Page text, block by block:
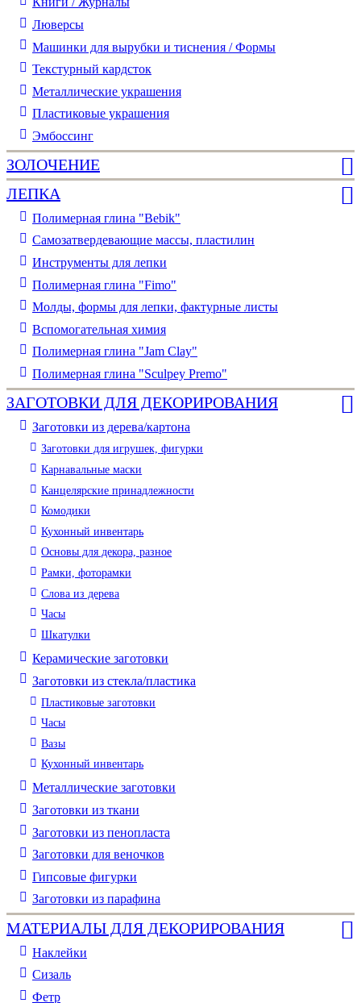
Люверсы
Машинки для вырубки и тиснения / Формы
Текстурный кардсток
Металлические украшения
Пластиковые украшения
Эмбоссинг
ЗОЛОЧЕНИЕ
ЛЕПКА
Полимерная глина "Bebik"
Самозатвердевающие массы, пластилин
Инструменты для лепки
Полимерная глина "Fimo"
Молды, формы для лепки, фактурные листы
Вспомогательная химия
Полимерная глина "Jam Clay"
Полимерная глина "Sculpey Premo"
ЗАГОТОВКИ ДЛЯ ДЕКОРИРОВАНИЯ
Заготовки из дерева/картона
Заготовки для игрушек, фигурки
Карнавальные маски
Канцелярские принадлежности
Комодики
Кухонный инвентарь
Основы для декора, разное
Рамки, фоторамки
Слова из дерева
Часы
Шкатулки
Керамические заготовки
Заготовки из стекла/пластика
Пластиковые заготовки
Часы
Вазы
Кухонный инвентарь
Металлические заготовки
Заготовки из ткани
Заготовки из пенопласта
Заготовки для веночков
Гипсовые фигурки
Заготовки из парафина
МАТЕРИАЛЫ ДЛЯ ДЕКОРИРОВАНИЯ
Наклейки
Сизаль
Фетр